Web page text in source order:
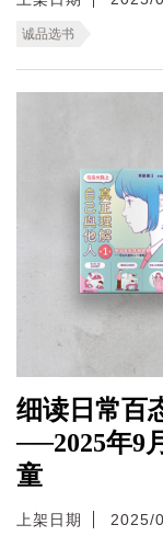
诚品选书
细读日常百
──2025年9
童
上架日期 2025/